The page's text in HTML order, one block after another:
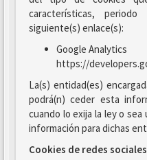
características,
siguiente(s) enlace(s):
Google Analytics
https://
La(s) entidad(es)
podrá(n) ceder esta
cuando lo exija la ley o
información para dichas
Cookies de redes sociales